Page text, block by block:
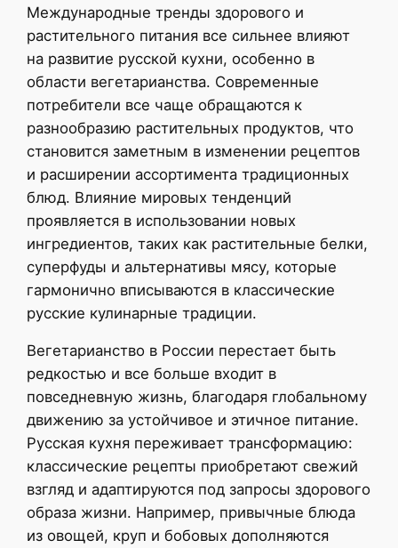
Международные тренды здорового и
растительного питания все сильнее влияют
на развитие русской кухни, особенно в
области вегетарианства. Современные
потребители все чаще обращаются к
разнообразию растительных продуктов, что
становится заметным в изменении рецептов
и расширении ассортимента традиционных
блюд. Влияние мировых тенденций
проявляется в использовании новых
ингредиентов, таких как растительные белки,
суперфуды и альтернативы мясу, которые
гармонично вписываются в классические
русские кулинарные традиции.
Вегетарианство в России перестает быть
редкостью и все больше входит в
повседневную жизнь, благодаря глобальному
движению за устойчивое и этичное питание.
Русская кухня переживает трансформацию:
классические рецепты приобретают свежий
взгляд и адаптируются под запросы здорового
образа жизни. Например, привычные блюда
из овощей, круп и бобовых дополняются